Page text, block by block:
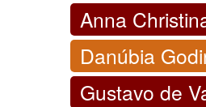
Anna
Danúbia
Gustavo de